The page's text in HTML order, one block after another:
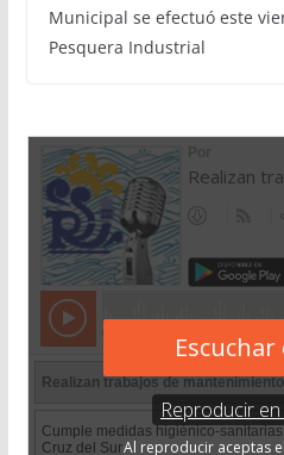
Municipal se efectuó este
Pesquera Industrial